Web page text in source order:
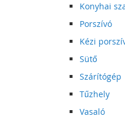
Konyhai
Porszívó
Kézi
Sütő
Szárítógép
Tűzhely
Vasaló